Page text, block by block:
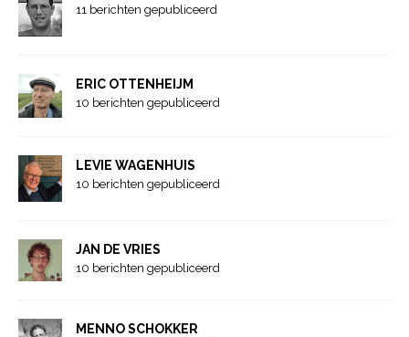
11 berichten gepubliceerd
ERIC OTTENHEIJM
10 berichten gepubliceerd
LEVIE WAGENHUIS
10 berichten gepubliceerd
JAN DE VRIES
10 berichten gepubliceerd
MENNO SCHOKKER